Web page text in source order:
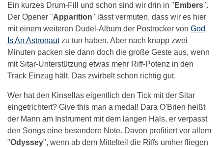
Ein kurzes Drum-Fill und schon sind wir drin in " Embers".
Der Opener "Apparition" lässt vermuten, dass wir es hier
mit einem weiteren Dudel-Album der Postrocker von God
Is An Astronautzu tun haben. Aber nach knapp zwei
Minuten packen sie dann doch die große Geste aus, wenn
mit Sitar-Unterstützung etwas mehr Riff-Potenz in den
Track Einzug hält. Das zwirbelt schon richtig gut.
Wer hat den Kinsellas eigentlich den Tick mit der Sitar
eingetrichtert? Give this man a medal! Dara O'Brien heißt
der Mann am Instrument mit dem langen Hals, er verpasst
den Songs eine besondere Note. Davon profitiert vor allem
"Odyssey", wenn ab dem Mittelteil die Riffs umher fliegen